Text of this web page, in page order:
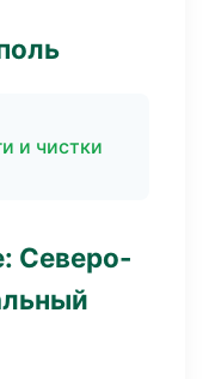
и чистки
Северо-